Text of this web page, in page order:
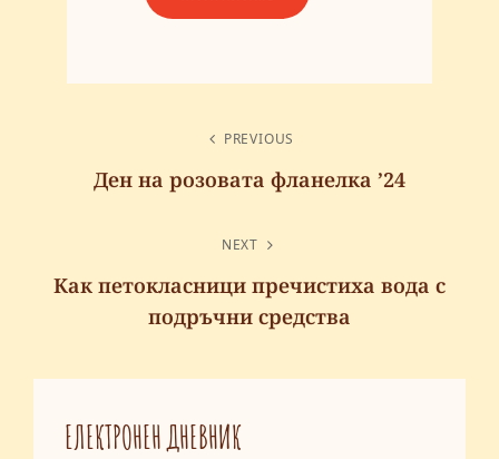
PREVIOUS
Ден на розовата фланелка ’24
NEXT
Как петокласници пречистиха вода с
подръчни средства
ЕЛЕКТРОНЕН ДНЕВНИК